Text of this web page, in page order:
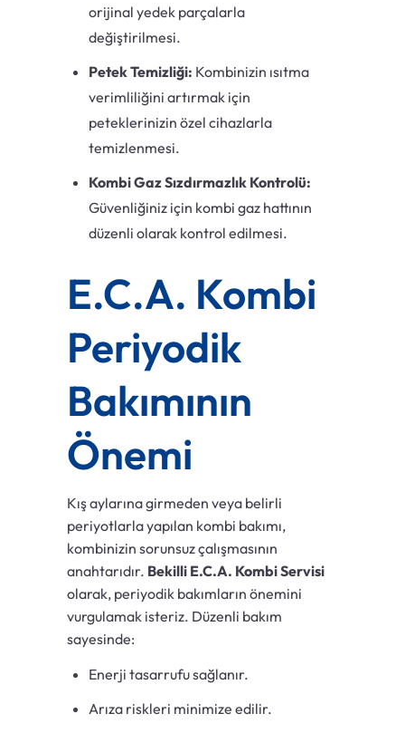
orijinal yedek parçalarla
değiştirilmesi.
Petek Temizliği: Kombinizin ısıtma
verimliliğini artırmak için
peteklerinizin özel cihazlarla
temizlenmesi.
Kombi Gaz Sızdırmazlık Kontrolü:
Güvenliğiniz için kombi gaz hattının
düzenli olarak kontrol edilmesi.
E.C.A. Kombi
Periyodik
Bakımının
Önemi
Kış aylarına girmeden veya belirli
periyotlarla yapılan kombi bakımı,
kombinizin sorunsuz çalışmasının
anahtarıdır. Bekilli E.C.A. Kombi Servisi
olarak, periyodik bakımların önemini
vurgulamak isteriz. Düzenli bakım
sayesinde:
Enerji tasarrufu sağlanır.
Arıza riskleri minimize edilir.